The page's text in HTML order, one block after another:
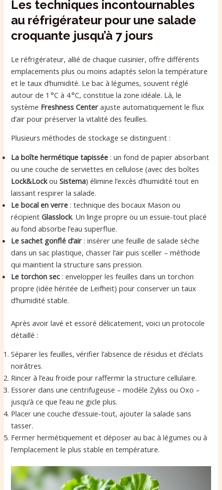
Les techniques incontournables
au réfrigérateur pour une salade
croquante jusqu’à 7 jours
Le réfrigérateur, allié de chaque cuisinier, offre différents
emplacements plus ou moins adaptés selon la température
et le taux d’humidité. Le bac à légumes, souvent réglé
autour de 1 °C à 4 °C, constitue la zone idéale. Là, le
système Freshness Center ajuste automatiquement le flux
d’air pour préserver la vitalité des feuilles.
Plusieurs méthodes de stockage se distinguent :
La boîte hermétique tapissée : un fond de papier absorbant
ou une couche de serviettes en cellulose (avec des boîtes
Lock&LockouSistema) élimine l’excès d’humidité tout en
laissant respirer la salade.
Le bocal en verre : technique des bocaux Mason ou
récipientGlasslock. Un linge propre ou un essuie-tout placé
au fond absorbe l’eau superflue.
Le sachet gonflé d’air : insérer une feuille de salade sèche
dans un sac plastique, chasser l’air puis sceller – méthode
qui maintient la structure sans pression.
Le torchon sec : envelopper les feuilles dans un torchon
propre (idée héritée de Leifheit) pour conserver un taux
d’humidité stable.
Après avoir lavé et essoré délicatement, voici un protocole
détaillé :
Séparer les feuilles, vérifier l’absence de résidus et d’éclats
noirâtres.
Rincer à l’eau froide pour raffermir la structure cellulaire.
Essorer dans une centrifugeuse – modèle Zyliss ou Oxo –
jusqu’à ce que l’eau ne gicle plus.
Placer une couche d’essuie-tout, ajouter la salade sans
tasser.
Fermer hermétiquement et déposer au bac à légumes ou à
l’emplacement le plus stable en température.